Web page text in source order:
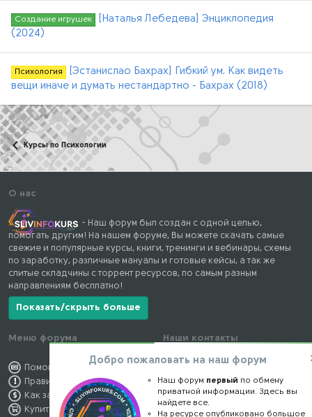
Создание игрушек
[Наталья Лебедева] Энциклопедия
(2024)
Психология
[Эстанислао Бахрах] Гибкий ум. Как видеть
вещи иначе и думать нестандартно - Бахрах (2018)
Курсы по Психологии
О нас
- Наш форум был создан с одной целью,
помогать другим! На нашем форуме, Вы можете скачать самые
свежие и популярные курсы, книги, тренинги и вебинары, схемы
по заработку, различные мануалы и готовые кейсы, а так же
слитые складчины с торрент ресурсов, по самым разным
направлениям бесплатно!
Показать/скрыть больше
Меню форума
Помощь по форуму
Правила форума
Как заработать
Купить премиум
Наши контакты
kursstore@mail.ru
Обратная связь
Конфиденциальность
Правообладателям
Добро пожаловать на наш форум
Наш форум первый по обмену
приватной информации. Здесь вы
найдете все.
На ресурсе опубликовано большое